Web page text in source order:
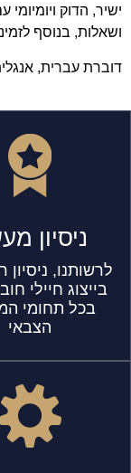
ישיר, הדוק
ושאלות, בנוסף
דוברת עברית,
ניסיון
לרשותנו, ניסיון
בייצוג חיילי
בכל תחומי
הצבאי